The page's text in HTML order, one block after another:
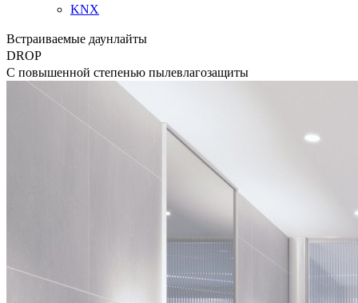
KNX
Встраиваемые даунлайты
DROP
С повышенной степенью пылевлагозащиты